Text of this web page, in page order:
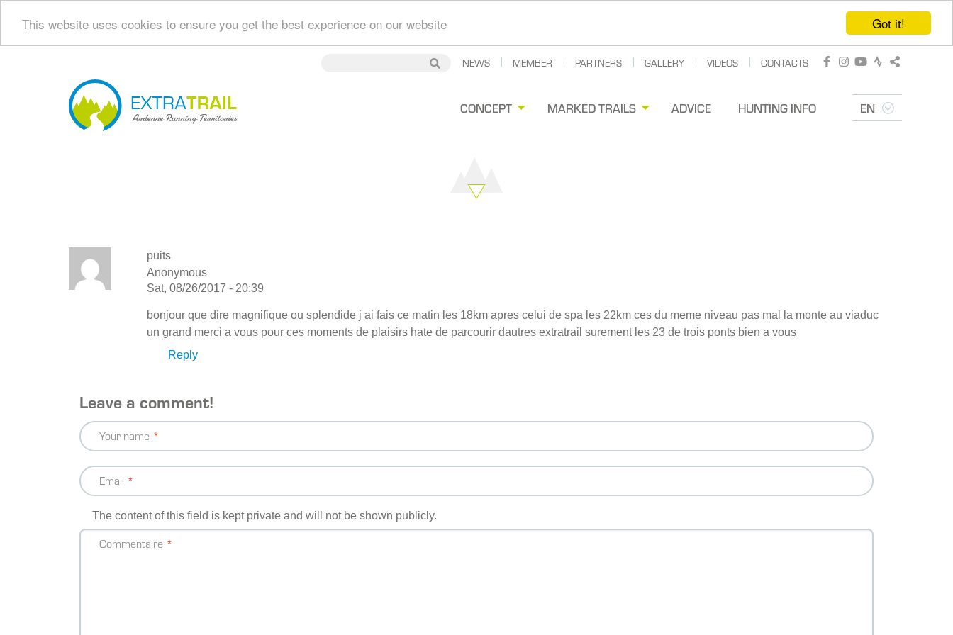
Got it!
This website uses cookies to ensure you get the best experience on our website
CONCEPT MARKED TRAILS ADVICE HUNTING INFO EN
SearchSecondary
NEWS MEMBER PARTNERS GALLERY VIDEOS CONTACTS Facebook
Instagram
Youtube
StravaShare
puits
Anonymous
Sat, 08/26/2017 - 20:39
bonjour que dire magnifique ou splendide j ai fais ce matin les 18km apres celui de spa les 22km ces du meme niveau pas mal la monte au viaduc
un grand merci a vous pour ces moments de plaisirs hate de parcourir dautres extratrail surement les 23 de trois ponts bien a vous
Reply
Leave a comment!
Your name
Email
The content of this field is kept private and will not be shown publicly.
Commentaire